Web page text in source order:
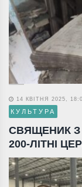
14 КВІТНЯ 2025,
КУЛЬТУРА
СВЯЩЕНИК
200-ЛІТНІ